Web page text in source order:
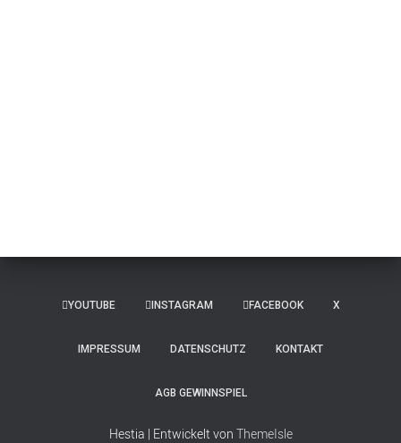
YOUTUBE INSTAGRAM FACEBOOK X
IMPRESSUM DATENSCHUTZ KONTAKT
AGB GEWINNSPIEL
Hestia | Entwickelt von ThemeIsle